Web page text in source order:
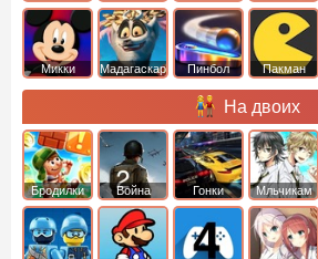
башни
Микки
Мадагаскар Пинбол Пакман
На двоих
Бродилки Война Гонки Мльчикам